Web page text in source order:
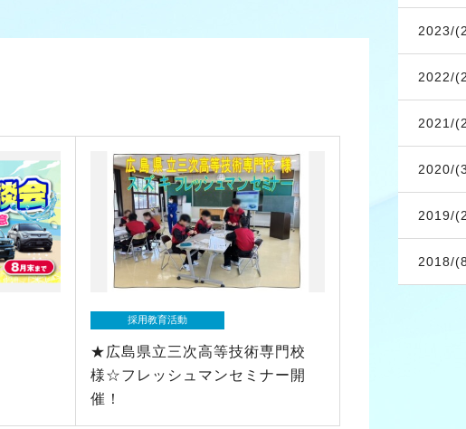
採用教育活動
★広島県立三次高等技術専門校
様☆フレッシュマンセミナー開
催！
2023/
2022/
2021/
2020/
2019/
2018/